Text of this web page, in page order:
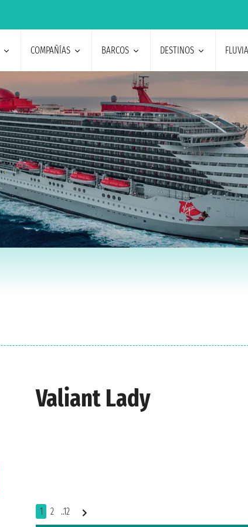
COMPAÑÍAS BARCOS DESTINOS
Valiant Lady
1 2 ..12